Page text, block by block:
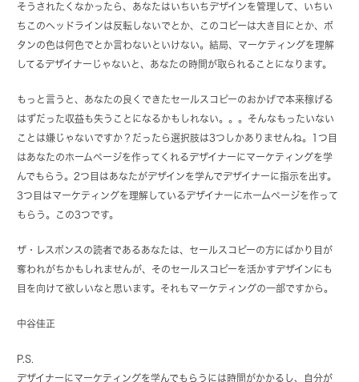
そうされたくなかったら、あなたはいちいちデザインを管理して、いちい
ちこのヘッドラインは反転しないでとか、このコピーは大き目にとか、ボ
タンの色は何色でとか言わないといけない。結局、マーケティングを理解
してるデザイナーじゃないと、あなたの時間が取られることになります。
もっと言うと、あなたの良くできたセールスコピーのおかげで本来稼げる
はずだった収益も失うことになるかもしれない。。。そんなもったいない
ことは嫌じゃないですか？だったら選択肢は3つしかありませんね。1つ目
はあなたのホームページを作ってくれるデザイナーにマーケティングを学
んでもらう。2つ目はあなたがデザインを学んでデザイナーに指示を出す。
3つ目はマーケティングを理解しているデザイナーにホームページを作って
もらう。この3つです。
ザ・レスポンスの読者であるあなたは、セールスコピーの方にばかり目が
奪われがちかもしれませんが、そのセールスコピーを活かすデザインにも
目を向けて欲しいなと思います。それもマーケティングの一部ですから。
中谷佳正
P.S.
デザイナーにマーケティングを学んでもらうには時間がかかるし、自分が